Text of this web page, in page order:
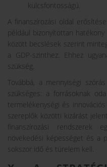
kulcsfontosságú.
A finanszírozási oldal
például bizonyítottan
között becslések szerint
a GDP-szinthez. Ehhez
szükség.
Továbbá, a mennyiségi
szükséges: a forrásoknak
termelékenységi és
szereplők közötti kizárást
finanszírozási rendszerek
növekedési képességet és a
sokszor idő és türelem kell.